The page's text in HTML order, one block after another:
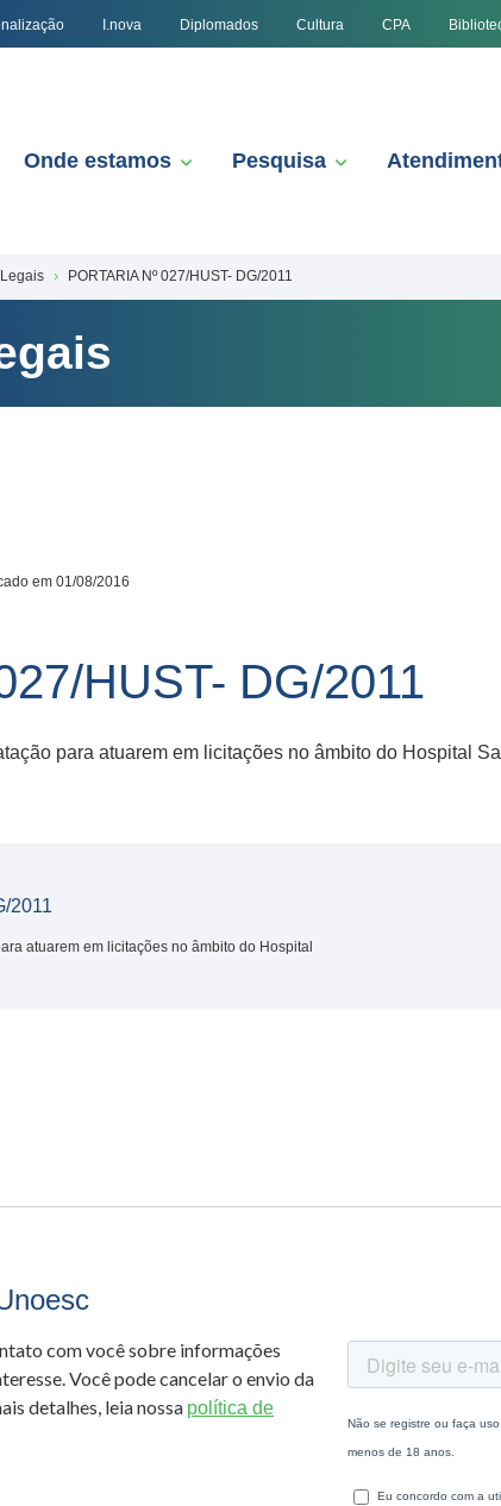
I.nova Diplomados Cultura CPA
Onde estamos Pesquisa
PORTARIA Nº 027/HUST- DG/2011
em 01/08/2016
HUST- DG/2011
para atuarem em licitações no âmbito do Hospital
2011
atuarem em licitações no âmbito do Hospital
com você sobre informações
Você pode cancelar o envio da
detalhes, leia nossa política de